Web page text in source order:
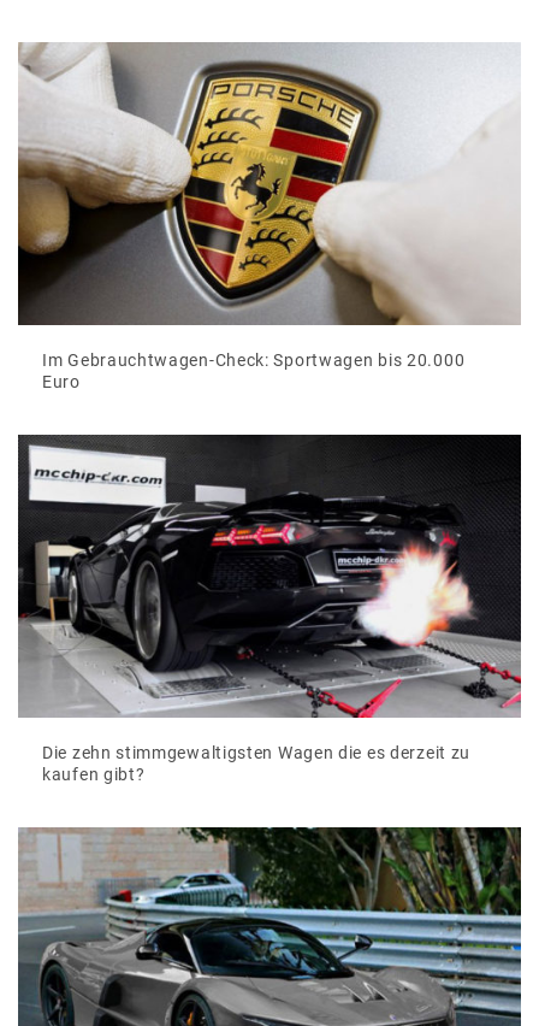
Im Gebrauchtwagen-Check: Sportwagen bis 20.000
Euro
Die zehn stimmgewaltigsten Wagen die es derzeit zu
kaufen gibt?